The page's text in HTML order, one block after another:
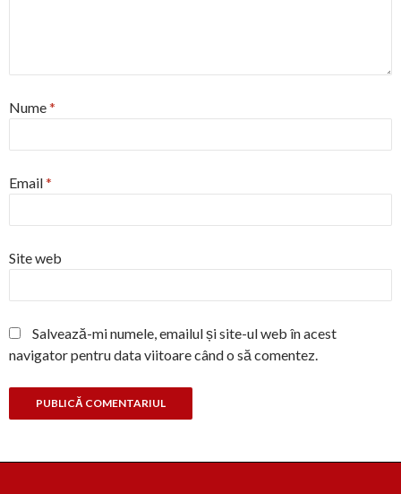
Nume*
Email*
Site web
Salvează-mi numele, emailul și site-ul web în acest
navigator pentru data viitoare când o să comentez.